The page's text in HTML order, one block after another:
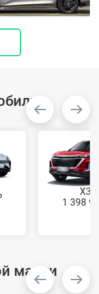
X35
1 398
марки